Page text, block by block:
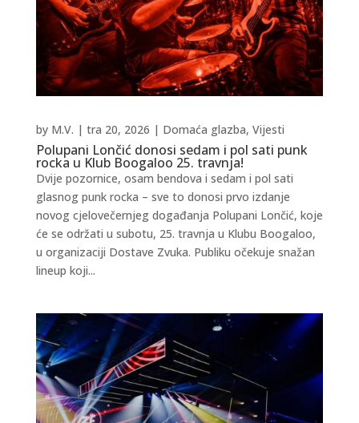
Polupani Lončić donosi sedam i pol sati punk
rocka u Klub Boogaloo 25. travnja!
by M.V. | tra 20, 2026 | Domaća glazba, Vijesti
Dvije pozornice, osam bendova i sedam i pol sati
glasnog punk rocka – sve to donosi prvo izdanje
novog cjelovečernjeg događanja Polupani Lončić, koje
će se održati u subotu, 25. travnja u Klubu Boogaloo,
u organizaciji Dostave Zvuka. Publiku očekuje snažan
lineup koji...